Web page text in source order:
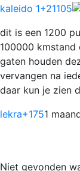
kaleido 1+21105
dit is een 1200
100000
gaten houden
vervangen na
daar kun je zien
lekra+1751
Niet gevonden